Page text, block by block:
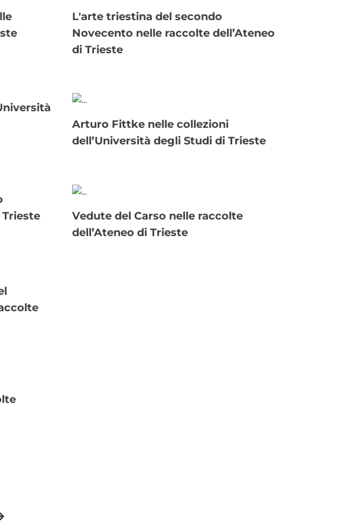
Trieste
L'arte triestina del secondo
Novecento nelle raccolte dell’Ateneo
di Trieste
Arturo Fittke nelle collezioni
dell’Università degli Studi di Trieste
Vedute del Carso nelle raccolte
dell’Ateneo di Trieste